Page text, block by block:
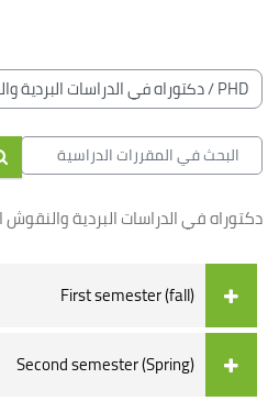
الكتل
تصنيفات المقررات
البحث في المقررات الدراسية
دكتوراه في الدراسات البردية
First semester (fall)
Second semester (Spring)